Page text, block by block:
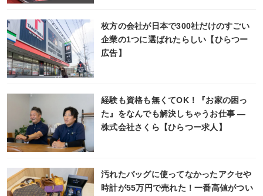
枚方の会社が日本で300社だけのすごい
企業の1つに選ばれたらしい【ひらつー
広告】
経験も資格も無くてOK！『お家の困っ
た』をなんでも解決しちゃうお仕事 ―
株式会社さくら【ひらつー求人】
汚れたバッグに使ってなかったアクセや
時計が55万円で売れた！一番高値がつい